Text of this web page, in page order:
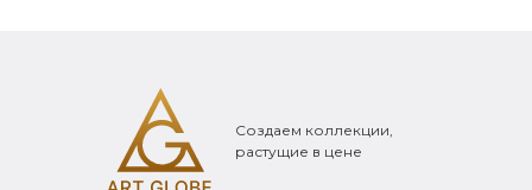
Создаем коллекции,
растущие в цене